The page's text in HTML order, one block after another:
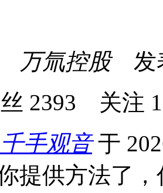
万氚控股发
2393 关注 1
手观音 于
提供方法了